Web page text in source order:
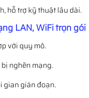
hỗ trợ kỹ thuật lâu dài.
LAN, WiFi trọn gói
với quy mô.
nghẽn mạng.
gian gián đoạn.